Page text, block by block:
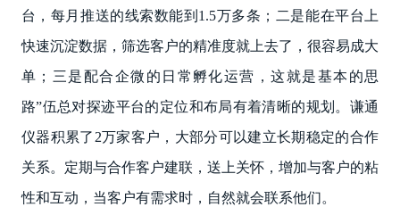
台，每月推送的线索数能到1.5万多条；二是能在平台上
快速沉淀数据，筛选客户的精准度就上去了，很容易成大
单；三是配合企微的日常孵化运营，这就是基本的思
路”伍总对探迹平台的定位和布局有着清晰的规划。谦通
仪器积累了2万家客户，大部分可以建立长期稳定的合作
关系。定期与合作客户建联，送上关怀，增加与客户的粘
性和互动，当客户有需求时，自然就会联系他们。‌